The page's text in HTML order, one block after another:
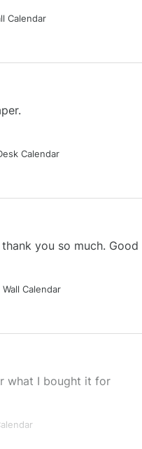
Calendar
Calendar
you so much. Good
Calendar
what I bought it for